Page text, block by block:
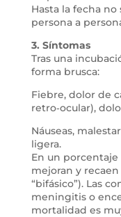
Hasta la fecha
persona a
3. Síntomas
Tras una
forma brusca:
Fiebre, dolor de
retro‑ocular),
Náuseas,
ligera.
En un
mejoran y
“bifásico”). Las
meningitis o
mortalidad es